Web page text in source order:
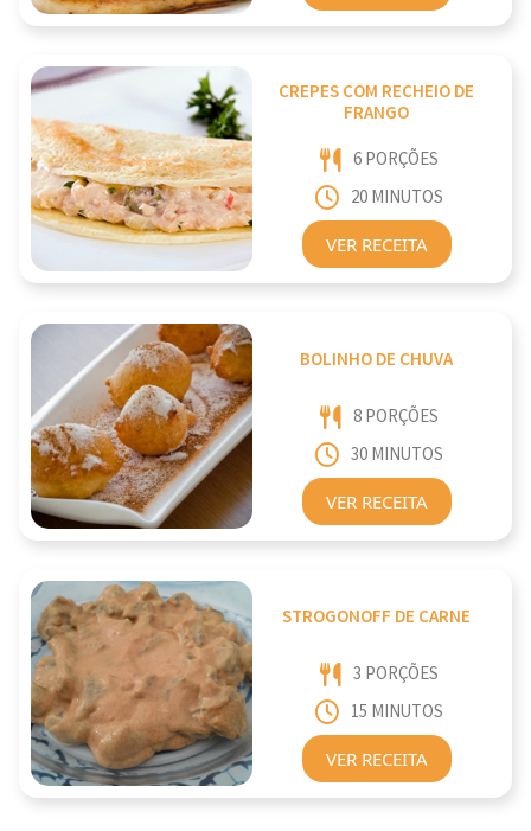
CREPES COM RECHEIO DE
FRANGO
6 PORÇÕES
20 MINUTOS
VER RECEITA
BOLINHO DE CHUVA
8 PORÇÕES
30 MINUTOS
VER RECEITA
STROGONOFF DE CARNE
3 PORÇÕES
15 MINUTOS
VER RECEITA